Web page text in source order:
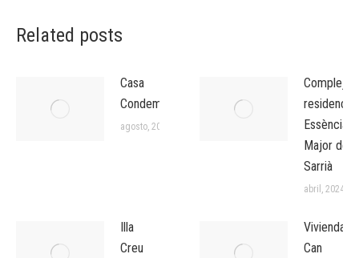
Related posts
Casa
Condeminas
agosto, 2024
Complejo
residencial
Essència
Major de
Sarrià
abril, 2024
Illa
Creu
Viviendas
Can